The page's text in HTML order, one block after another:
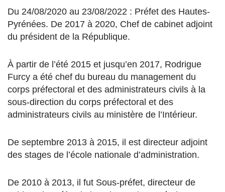
Du 24/08/2020 au 23/08/2022 : Préfet des Hautes-
Pyrénées. De 2017 à 2020, Chef de cabinet adjoint
du président de la République.
À partir de l’été 2015 et jusqu’en 2017, Rodrigue
Furcy a été chef du bureau du management du
corps préfectoral et des administrateurs civils à la
sous-direction du corps préfectoral et des
administrateurs civils au ministère de l’Intérieur.
De septembre 2013 à 2015, il est directeur adjoint
des stages de l’école nationale d’administration.
De 2010 à 2013, il fut Sous-préfet, directeur de